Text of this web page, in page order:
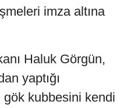
imza altına
Haluk Görgün,
yaptığı
gök kubbesini kendi